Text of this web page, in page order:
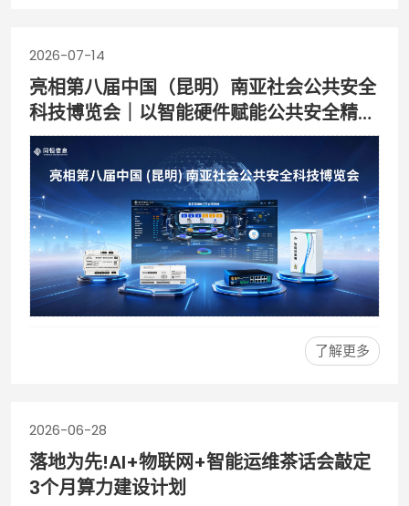
2026-07-14
亮相第八届中国（昆明）南亚社会公共安全
科技博览会｜以智能硬件赋能公共安全精细
化运维
了解更多
2026-06-28
落地为先!AI+物联网+智能运维茶话会敲定
3个月算力建设计划